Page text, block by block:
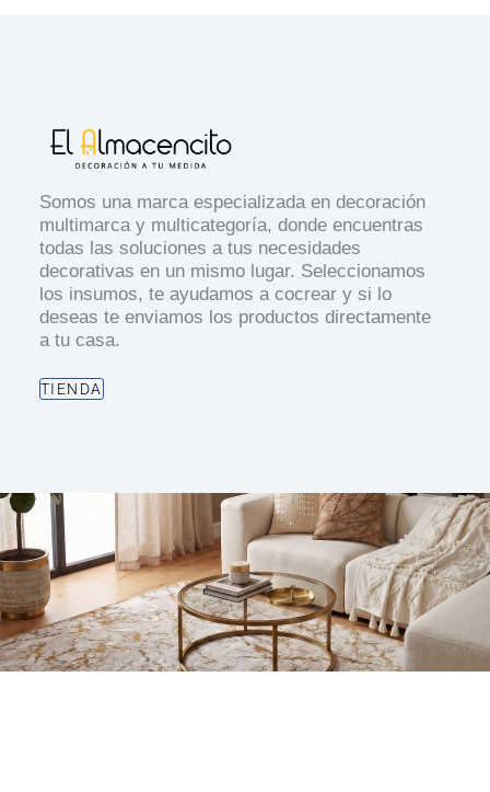
Somos una marca especializada en decoración
multimarca y multicategoría, donde encuentras
todas las soluciones a tus necesidades
decorativas en un mismo lugar. Seleccionamos
los insumos, te ayudamos a cocrear y si lo
deseas te enviamos los productos directamente
a tu casa.
TIENDA